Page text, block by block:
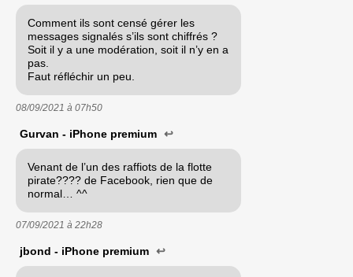
Comment ils sont censé gérer les
messages signalés s’ils sont chiffrés ?
Soit il y a une modération, soit il n’y en a
pas.
Faut réfléchir un peu.
08/09/2021 à 07h50
Gurvan - iPhone premium ↩
Venant de l’un des raffiots de la flotte
pirate???? de Facebook, rien que de
normal… ^^
07/09/2021 à 22h28
jbond - iPhone premium ↩